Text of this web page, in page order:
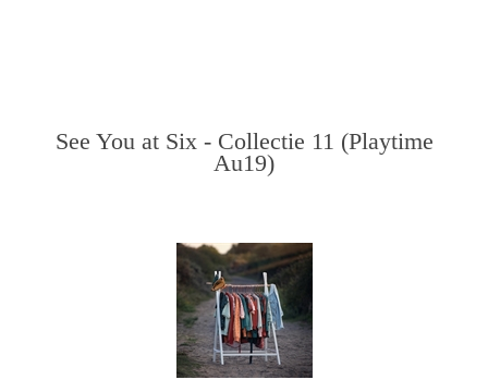
See You at Six - Collectie 11 (Playtime
Au19)